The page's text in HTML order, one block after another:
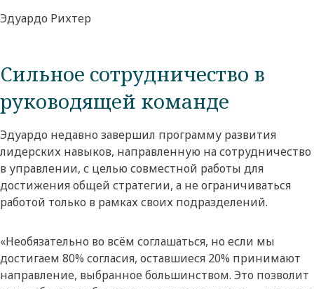
Эдуардо Рихтер
Сильное сотрудничество в
руководящей команде
Эдуардо недавно завершил программу развития
лидерских навыков, направленную на сотрудничество
в управлении, с целью совместной работы для
достижения общей стратегии, а не ограничиваться
работой только в рамках своих подразделений.
«Необязательно во всём соглашаться, но если мы
достигаем 80% согласия, оставшиеся 20% принимают
направление, выбранное большинством. Это позволит